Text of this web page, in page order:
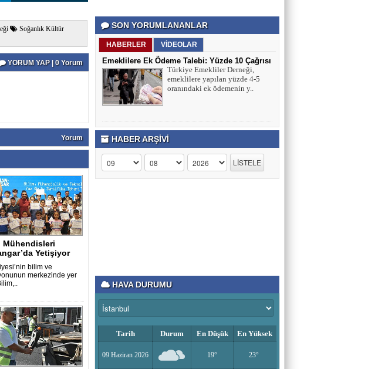
Soğanlık Kültür
YORUM YAP | 0 Yorum
Yorum
Mühendisleri
Yetişiyor
bilim ve
merkezinde yer
porno
izle
antalya
escort
antalya
escort
antalya
escort
bursa
escort
bursa
alanya
escort
Genel
Hesap
Türkiye
şehir
rehberi
Takviye
karşılaştırmaları
SON YORUMLANANLAR
HABERLER VİDEOLAR
Emeklilere Ek Ödeme Talebi: Yüzde 10 Çağrısı
Türkiye Emekliler Derneği,
emeklilere yapılan yüzde 4-5
oranındaki ek ödemenin y..
HABER ARŞİVİ
HAVA DURUMU
Tarih Durum En Düşük En Yüksek
09 Haziran 2026 19° 23°